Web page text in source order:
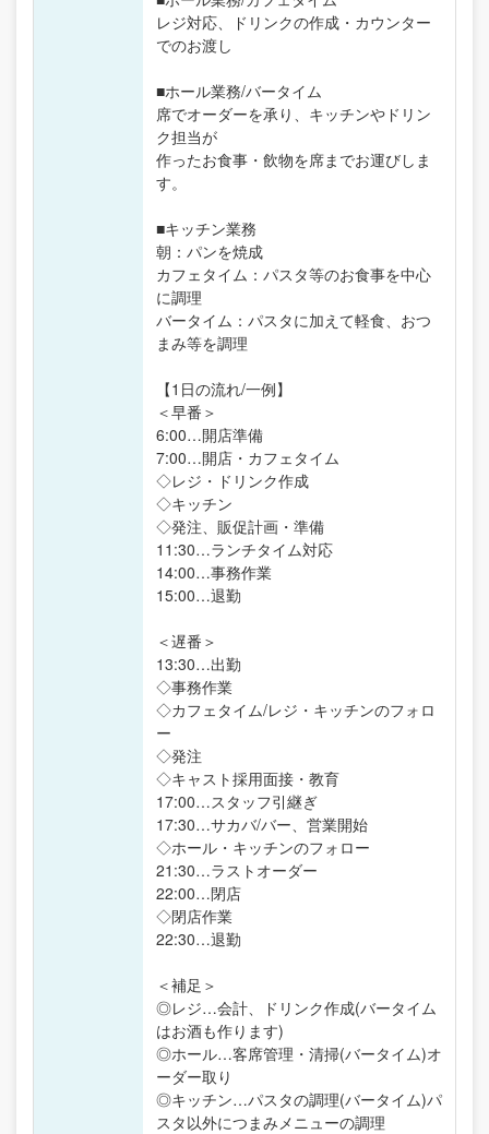
レジ対応、ドリンクの作成・カウンター
でのお渡し
■ホール業務/バータイム
席でオーダーを承り、キッチンやドリン
ク担当が
作ったお食事・飲物を席までお運びしま
す。
■キッチン業務
朝：パンを焼成
カフェタイム：パスタ等のお食事を中心
に調理
バータイム：パスタに加えて軽食、おつ
まみ等を調理
【1日の流れ/一例】
＜早番＞
6:00…開店準備
7:00…開店・カフェタイム
◇レジ・ドリンク作成
◇キッチン
◇発注、販促計画・準備
11:30…ランチタイム対応
14:00…事務作業
15:00…退勤
＜遅番＞
13:30…出勤
◇事務作業
◇カフェタイム/レジ・キッチンのフォロ
ー
◇発注
◇キャスト採用面接・教育
17:00…スタッフ引継ぎ
17:30…サカバ/バー、営業開始
◇ホール・キッチンのフォロー
21:30…ラストオーダー
22:00…閉店
◇閉店作業
22:30…退勤
＜補足＞
◎レジ…会計、ドリンク作成(バータイム
はお酒も作ります)
◎ホール…客席管理・清掃(バータイム)オ
ーダー取り
◎キッチン…パスタの調理(バータイム)パ
スタ以外につまみメニューの調理